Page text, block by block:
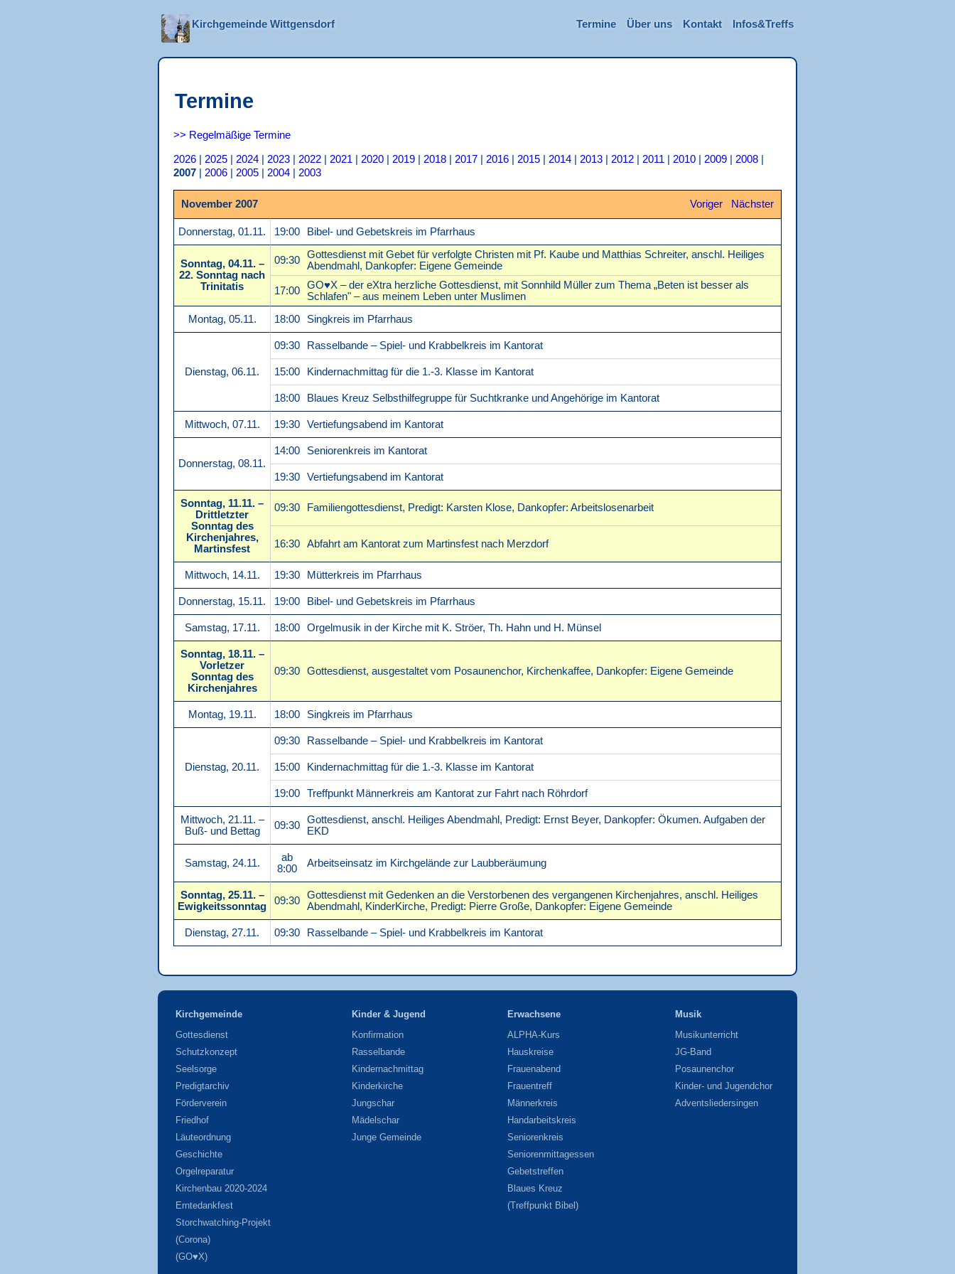
Kirchgemeinde Wittgensdorf Termine Über uns Kontakt Infos&Treffs
Termine
>> Regelmäßige Termine
2026 2025 2024 2023 2022 2021 2020 2019 2018 2017 2016 2015 2014 2013 2012 2011 2010 2009 2008
2007
2006 2005 2004 2003
November 2007 Voriger Nächster
Donnerstag, 01.11. 19:00 Bibel- und Gebetskreis im Pfarrhaus
Sonntag, 04.11. –
22. Sonntag nach
Trinitatis
09:30
Gottesdienst mit Gebet für verfolgte Christen mit Pf. Kaube und Matthias Schreiter, anschl. Heiliges
Abendmahl, Dankopfer: Eigene Gemeinde
17:00 GO♥X – der eXtra herzliche Gottesdienst, mit Sonnhild Müller zum Thema „Beten ist besser als
Schlafen" – aus meinem Leben unter Muslimen
Montag, 05.11.
18:00 Singkreis im Pfarrhaus
Dienstag, 06.11.
09:30 Rasselbande – Spiel- und Krabbelkreis im Kantorat
15:00 Kindernachmittag für die 1.-3. Klasse im Kantorat
18:00 Blaues Kreuz Selbsthilfegruppe für Suchtkranke und Angehörige im Kantorat
Mittwoch, 07.11. 19:30 Vertiefungsabend im Kantorat
Donnerstag, 08.11.
14:00 Seniorenkreis im Kantorat
19:30 Vertiefungsabend im Kantorat
Sonntag, 11.11. –
Drittletzter
Sonntag des
Kirchenjahres,
Martinsfest
09:30 Familiengottesdienst, Predigt: Karsten Klose, Dankopfer: Arbeitslosenarbeit
16:30 Abfahrt am Kantorat zum Martinsfest nach Merzdorf
Mittwoch, 14.11. 19:30 Mütterkreis im Pfarrhaus
Donnerstag, 15.11. 19:00 Bibel- und Gebetskreis im Pfarrhaus
Samstag, 17.11. 18:00 Orgelmusik in der Kirche mit K. Ströer, Th. Hahn und H. Münsel
Sonntag, 18.11. –
Vorletzer
Sonntag des
Kirchenjahres
09:30 Gottesdienst, ausgestaltet vom Posaunenchor, Kirchenkaffee, Dankopfer: Eigene Gemeinde
Montag, 19.11. 18:00 Singkreis im Pfarrhaus
Dienstag, 20.11.
09:30 Rasselbande – Spiel- und Krabbelkreis im Kantorat
15:00 Kindernachmittag für die 1.-3. Klasse im Kantorat
19:00 Treffpunkt Männerkreis am Kantorat zur Fahrt nach Röhrdorf
Mittwoch, 21.11. –
Buß- und Bettag
09:30
Gottesdienst, anschl. Heiliges Abendmahl, Predigt: Ernst Beyer, Dankopfer: Ökumen. Aufgaben der
EKD
Samstag, 24.11.
ab
8:00
Arbeitseinsatz im Kirchgelände zur Laubberäumung
Sonntag, 25.11. –
Ewigkeitssonntag
09:30
Gottesdienst mit Gedenken an die Verstorbenen des vergangenen Kirchenjahres, anschl. Heiliges
Abendmahl, KinderKirche, Predigt: Pierre Große, Dankopfer: Eigene Gemeinde
Dienstag, 27.11. 09:30 Rasselbande – Spiel- und Krabbelkreis im Kantorat
Kirchgemeinde
Gottesdienst
Schutzkonzept
Seelsorge
Predigtarchiv
Förderverein
Friedhof
Läuteordnung
Geschichte
Orgelreparatur
Kirchenbau 2020-2024
Erntedankfest
Storchwatching-Projekt
(Corona)
(GO♥X)
Kinder & Jugend
Konfirmation
Rasselbande
Kindernachmittag
Kinderkirche
Jungschar
Mädelschar
Junge Gemeinde
Erwachsene
ALPHA-Kurs
Hauskreise
Frauenabend
Frauentreff
Männerkreis
Handarbeitskreis
Seniorenkreis
Seniorenmittagessen
Gebetstreffen
Blaues Kreuz
(Treffpunkt Bibel)
Musik
Musikunterricht
JG-Band
Posaunenchor
Kinder- und Jugendchor
Adventsliedersingen